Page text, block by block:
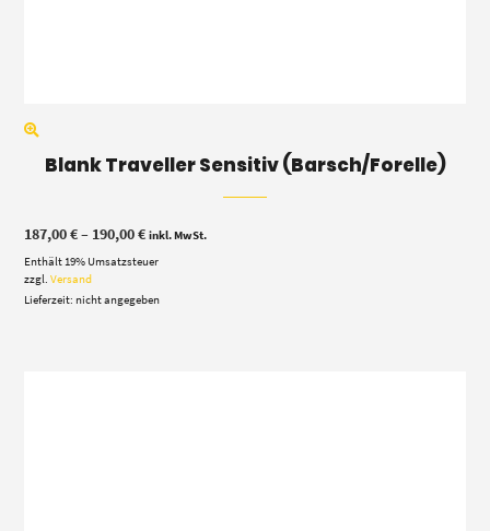
Blank Traveller Sensitiv (Barsch/Forelle)
187,00€– 190,00€Preisspanne:
bis
inkl. MwSt.
Enthält 19% Umsatzsteuer
zzgl.Versand
Lieferzeit: nicht angegeben